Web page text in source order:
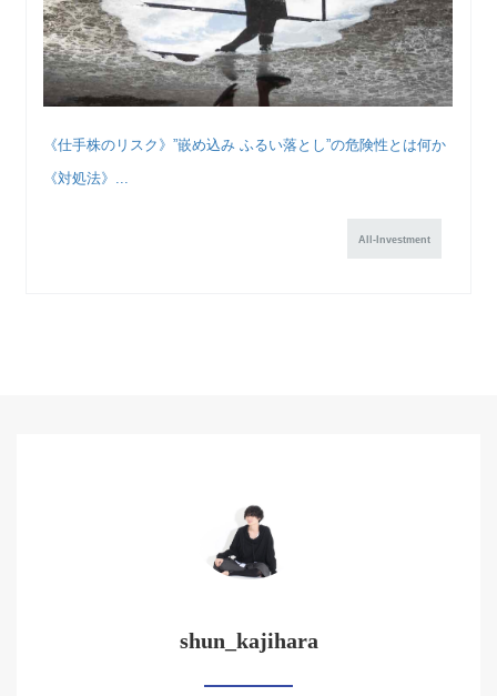
《仕手株のリスク》”嵌め込み ふるい落とし”の危険性とは何か
《対処法》...
All-Investment
shun_kajihara